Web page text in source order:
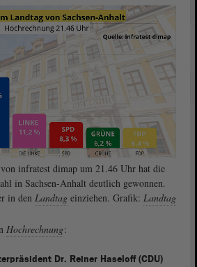
von infratest dimap um 21.46 Uhr hat die
in Sachsen-Anhalt deutlich gewonnen.
in den Landtag einziehen. Grafik: Landtag
Hochrechnung:
Dr. Reiner Haseloff (CDU)